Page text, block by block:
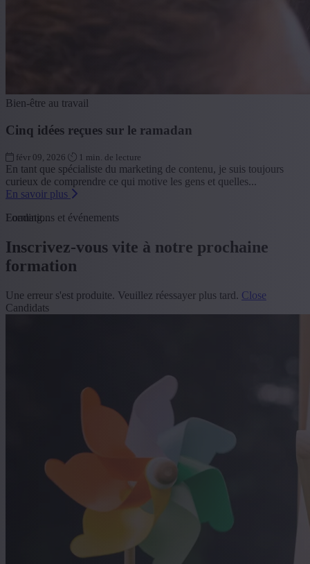
Bien-être au travail
Cinq idées reçues sur le ramadan
févr 09, 2026 1 min. de lecture
En tant que spécialiste du marketing de contenu, je suis toujours
curieux de comprendre ce qui motive les gens et quelles...
En savoir plus
Loading...
Formations et événements
Inscrivez-vous vite à notre prochaine
formation
Une erreur s'est produite. Veuillez réessayer plus tard. Close
Candidats